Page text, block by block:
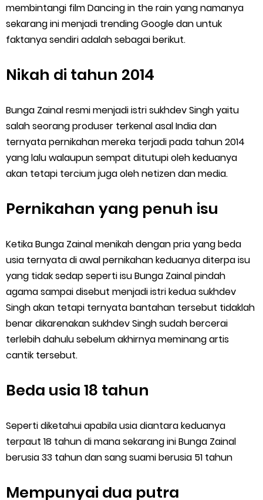
membintangi film Dancing in the rain yang namanya
sekarang ini menjadi trending Google dan untuk
faktanya sendiri adalah sebagai berikut.
Nikah di tahun 2014
Bunga Zainal resmi menjadi istri sukhdev Singh yaitu
salah seorang produser terkenal asal India dan
ternyata pernikahan mereka terjadi pada tahun 2014
yang lalu walaupun sempat ditutupi oleh keduanya
akan tetapi tercium juga oleh netizen dan media.
Pernikahan yang penuh isu
Ketika Bunga Zainal menikah dengan pria yang beda
usia ternyata di awal pernikahan keduanya diterpa isu
yang tidak sedap seperti isu Bunga Zainal pindah
agama sampai disebut menjadi istri kedua sukhdev
Singh akan tetapi ternyata bantahan tersebut tidaklah
benar dikarenakan sukhdev Singh sudah bercerai
terlebih dahulu sebelum akhirnya meminang artis
cantik tersebut.
Beda usia 18 tahun
Seperti diketahui apabila usia diantara keduanya
terpaut 18 tahun di mana sekarang ini Bunga Zainal
berusia 33 tahun dan sang suami berusia 51 tahun
Mempunyai dua putra